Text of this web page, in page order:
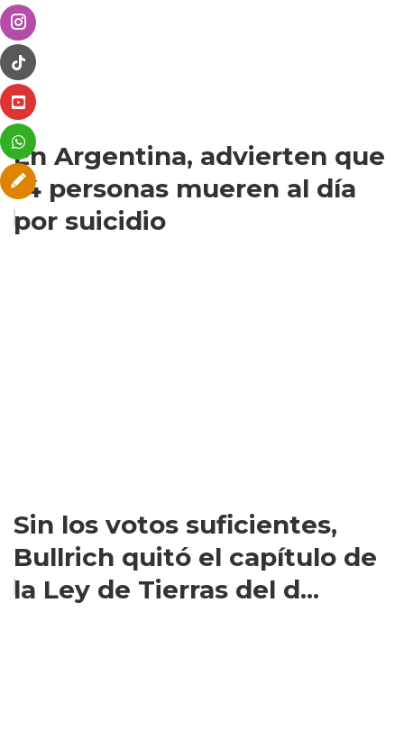
En Argentina, advierten que
14 personas mueren al día
por suicidio
Sin los votos suficientes,
Bullrich quitó el capítulo de
la Ley de Tierras del d...